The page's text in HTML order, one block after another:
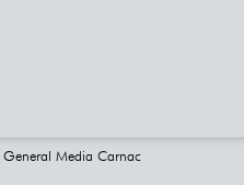
General Media Carnac